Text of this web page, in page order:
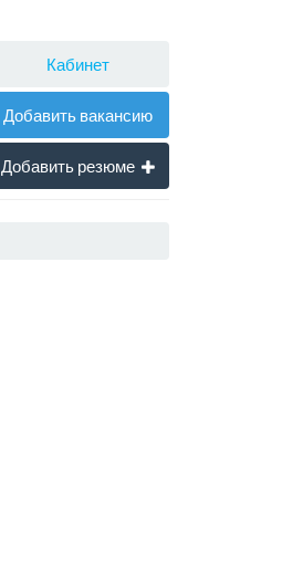
Кабинет
Добавить вакансию
Добавить резюме